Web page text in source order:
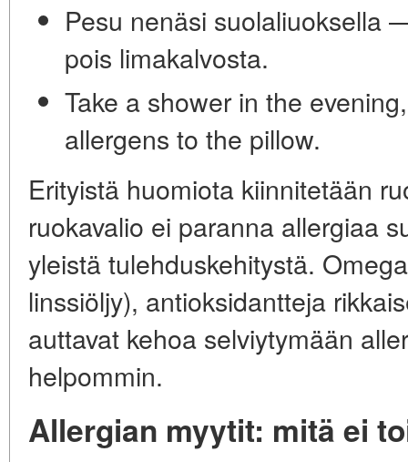
Pesu nenäsi suolaliuoksella
pois limakalvosta.
Take a shower in the
allergens to the pillow.
Erityistä huomiota kiinnitetään
ruokavalio ei paranna allergiaa
yleistä tulehduskehitystä.
linssiöljy), antioksidantteja
auttavat kehoa selviytymään
helpommin.
Allergian myytit: mitä ei